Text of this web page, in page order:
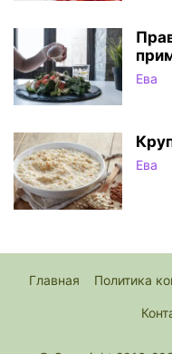
Ева
Ева
Главная Политика